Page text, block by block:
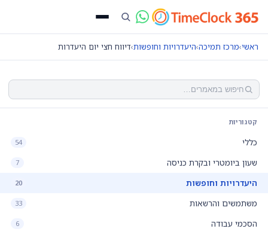
ראשי›מרכז תמיכה›היעדרויות וחופשות›דיווח חצי יום היעדרות
קטגוריות
כללי 54
שעון ביומטרי ובקרת כניסה 7
היעדרויות וחופשות 20
משתמשים והרשאות 33
הסכמי עבודה 6